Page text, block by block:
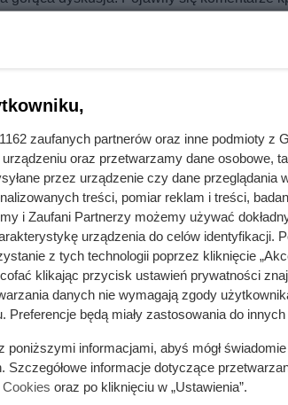
koszty były do przewidzenia. Inni
rzekomo nie sprawdzają się w
Wypróbuj ten domowy patent, zanim
- poznaj zasady savoir vivre
kupić około 2 ton węgla oraz 6 m³ drewna
dwa miesiące. Mężczyzna mieszka w
zaufanych partnerów oraz inne podmioty z
oraz przetwarzamy dane osobowe,
przez urządzenie czy dane
treści, pomiar reklam i treści,
i Zaufani Partnerzy możemy używać
urządzenia do celów identyfikacji.
z tych technologii poprzez kliknięcie
klikając przycisk ustawień prywatności
danych nie wymagają zgody
Preferencje będą miały zastosowania do
poniższymi informacjami, abyś mógł
Szczegółowe informacje dotyczące
oraz po kliknięciu w „Ustawienia”.